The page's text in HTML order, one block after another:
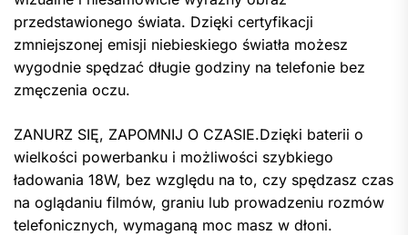
przedstawionego świata. Dzięki certyfikacji
zmniejszonej emisji niebieskiego światła możesz
wygodnie spędzać długie godziny na telefonie bez
zmęczenia oczu.
ZANURZ SIĘ, ZAPOMNIJ O CZASIE.Dzięki baterii o
wielkości powerbanku i możliwości szybkiego
ładowania 18W, bez względu na to, czy spędzasz czas
na oglądaniu filmów, graniu lub prowadzeniu rozmów
telefonicznych, wymaganą moc masz w dłoni.